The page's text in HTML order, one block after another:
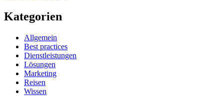
Kategorien
Allgemein
Best practices
Dienstleistungen
Lösungen
Marketing
Reisen
Wissen